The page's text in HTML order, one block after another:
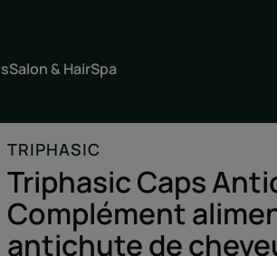
Salon & HairSpa
TRIPHASIC
Triphasic Caps
Complément
antichute de